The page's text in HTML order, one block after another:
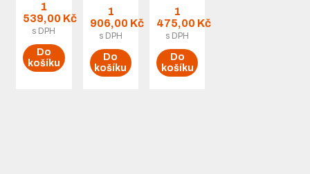
1
539,00 Kč
s DPH
Do
košíku
1
906,00 Kč
s DPH
Do
košíku
1
475,00 Kč
s DPH
Do
košíku